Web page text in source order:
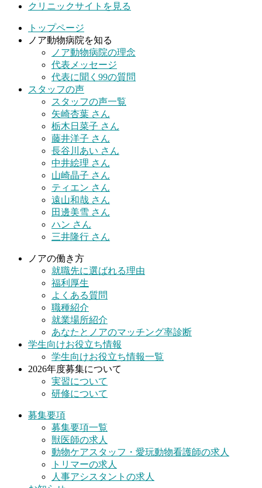
クリニックサイトを見る
トップページ
ノア動物病院を知る
ノア動物病院の理念
代表メッセージ
代表に聞く99の質問
スタッフの声
スタッフの声一覧
矢崎杏葉 さん
栃木日菜子 さん
藤井洋子 さん
長谷川あい さん
中井絵理 さん
山崎晶子 さん
ティエン さん
遠山和哉 さん
田邊美雪 さん
ハン さん
三井隆行 さん
ノアの働き方
就職先に選ばれる理由
福利厚生
よくある質問
職種紹介
就業場所紹介
あなたとノアのマッチング率診断
学生向けお役立ち情報
学生向けお役立ち情報一覧
2026年度募集について
実習について
研修について
募集要項
募集要項一覧
獣医師の求人
動物ケアスタッフ・愛玩動物看護師の求人
トリマーの求人
人事アシスタントの求人